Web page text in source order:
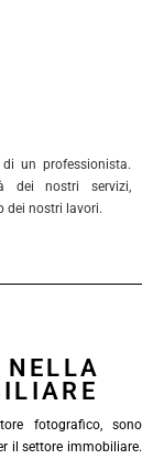
un professionista.
dei nostri servizi,
dei nostri lavori.
fotografico, sono
il settore immobiliare.